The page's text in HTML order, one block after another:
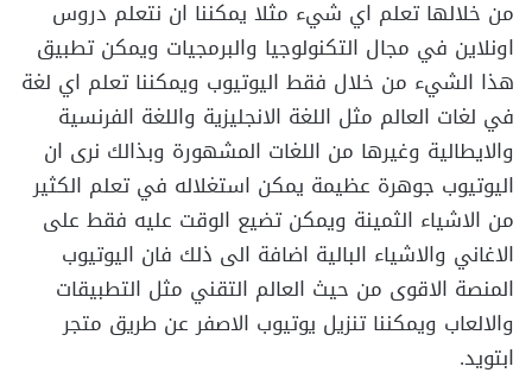
من خلالها تعلم اي شيء مثلا يمكننا ان نتعلم دروس
اونلاين في مجال التكنولوجيا والبرمجيات ويمكن تطبيق
هذا الشيء من خلال فقط اليوتيوب ويمكننا تعلم اي لغة
في لغات العالم مثل اللغة الانجليزية واللغة الفرنسية
والايطالية وغيرها من اللغات المشهورة وبذالك نرى ان
اليوتيوب جوهرة عظيمة يمكن استغلاله في تعلم الكثير
من الاشياء الثمينة ويمكن تضيع الوقت عليه فقط على
الاغاني والاشياء البالية اضافة الى ذلك فان اليوتيوب
المنصة الاقوى من حيث العالم التقني مثل التطبيقات
والالعاب ويمكننا تنزيل يوتيوب الاصفر عن طريق متجر
ابتويد.